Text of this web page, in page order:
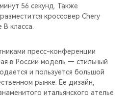
56 секунд. Также
кроссовер Chery
класса.
пресс-конференции
в России модель — стильный
и пользуется большой
рынке. Ее дизайн,
итальянского ателье